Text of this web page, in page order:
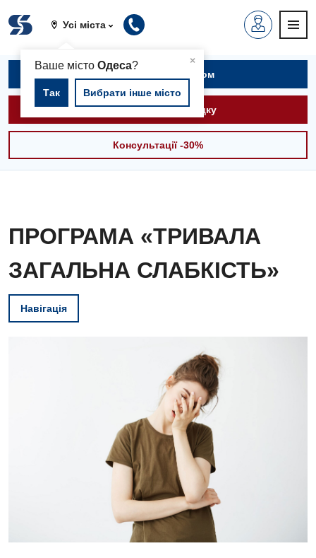
Усі міста
×
Ваше містоОдеса?
Так Вибрати інше місто
Записатися на прийом
Викликати швидку
Консультації -30%
ПРОГРАМА «ТРИВАЛА
ЗАГАЛЬНА СЛАБКІСТЬ»
Навігація